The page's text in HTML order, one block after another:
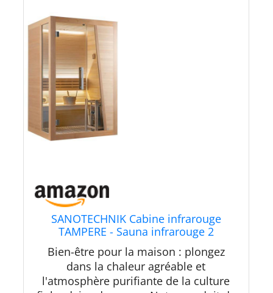
SANOTECHNIK Cabine infrarouge
TAMPERE - Sauna infrarouge 2
personnes 125 × 110 × 195 cm, four
Harvia 3,5 kW, lumière LED couleur,
verre ESG - N° d'article : K40125
Bien-être pour la maison : plongez
dans la chaleur agréable et
l'atmosphère purifiante de la culture